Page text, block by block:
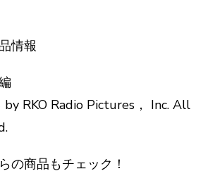
情報
RKO Radio Pictures， Inc. All
の商品もチェック！